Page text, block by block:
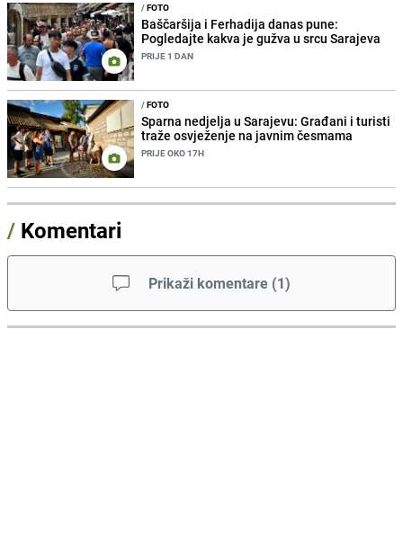
/FOTO
Baščaršija i Ferhadija danas pune:
Pogledajte kakva je gužva u srcu Sarajeva
PRIJE 1 DAN
/FOTO
Sparna nedjelja u Sarajevu: Građani i turisti
traže osvježenje na javnim česmama
PRIJE OKO 17H
/ Komentari
Prikaži komentare (1)